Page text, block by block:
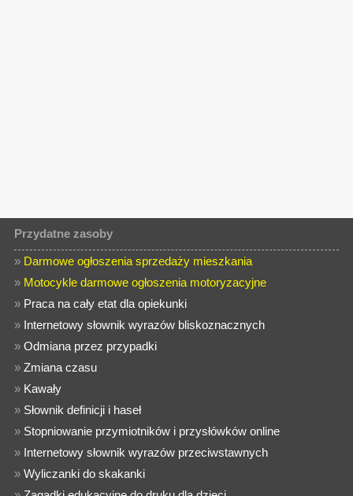
Przydatne zasoby
» Darmowe ogłoszenia sprzedaży mieszkania
» Motocykle darmowe ogłoszenia motoryzacyjne
» Praca na cały etat dla opiekunki
» Internetowy słownik wyrazów bliskoznacznych
»Odmiana przez przypadki
»Zmiana czasu
» Kawały
» Słownik definicji i haseł
» Stopniowanie przymiotników i przysłówków online
» Internetowy słownik wyrazów przeciwstawnych
»Wyliczanki do skakanki